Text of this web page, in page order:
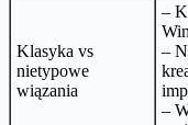
Klasyka vs
nietypowe
wiązania
–
–
–